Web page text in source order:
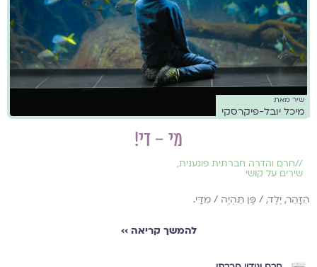
שיר מאת
מיכל יובל-פיקרסקי
מי – די!
//חרם והדרה חברתית פוגענית,
שירים על קושי
הִזָּהֵר, יֶלֶד, / פֶּן תִּהְיֶה / מִדַּי.
להמשך קריאה ››